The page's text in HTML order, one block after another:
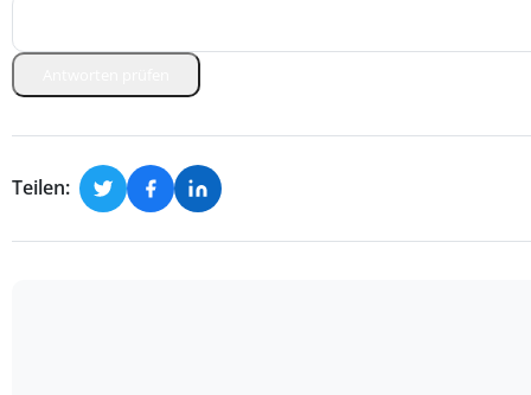
Teilen: